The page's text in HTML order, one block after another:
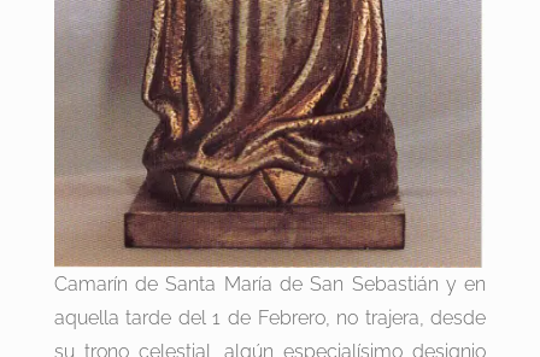
Camarín de Santa María de San Sebastián y en
aquella tarde del 1 de Febrero, no trajera, desde
su trono celestial, algún especialísimo designio